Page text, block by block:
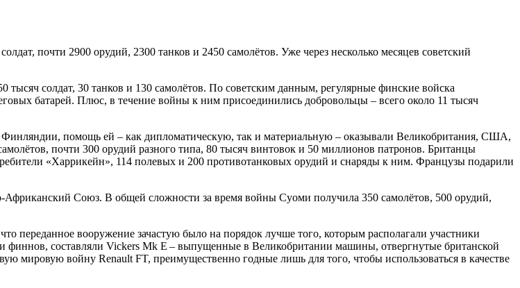
почти 2900 орудий, 2300 танков и 2450 самолётов. Уже через несколько месяцев советский
солдат, 30 танков и 130 самолётов. По советским данным, регулярные финские войска
батарей. Плюс, в течение войны к ним присоединились добровольцы – всего около 11 тысяч
Финляндии, помощь ей – как дипломатическую, так и материальную – оказывали Великобритания, США,
почти 300 орудий разного типа, 80 тысяч винтовок и 50 миллионов патронов. Британцы
«Харрикейн», 114 полевых и 200 противотанковых орудий и снаряды к ним. Французы подарили
Союз. В общей сложности за время войны Суоми получила 350 самолётов, 500 орудий,
переданное вооружение зачастую было на порядок лучше того, которым располагали участники
составляли Vickers Mk E – выпущенные в Великобритании машины, отвергнутые британской
мировую войну Renault FT, преимущественно годные лишь для того, чтобы использоваться в качестве